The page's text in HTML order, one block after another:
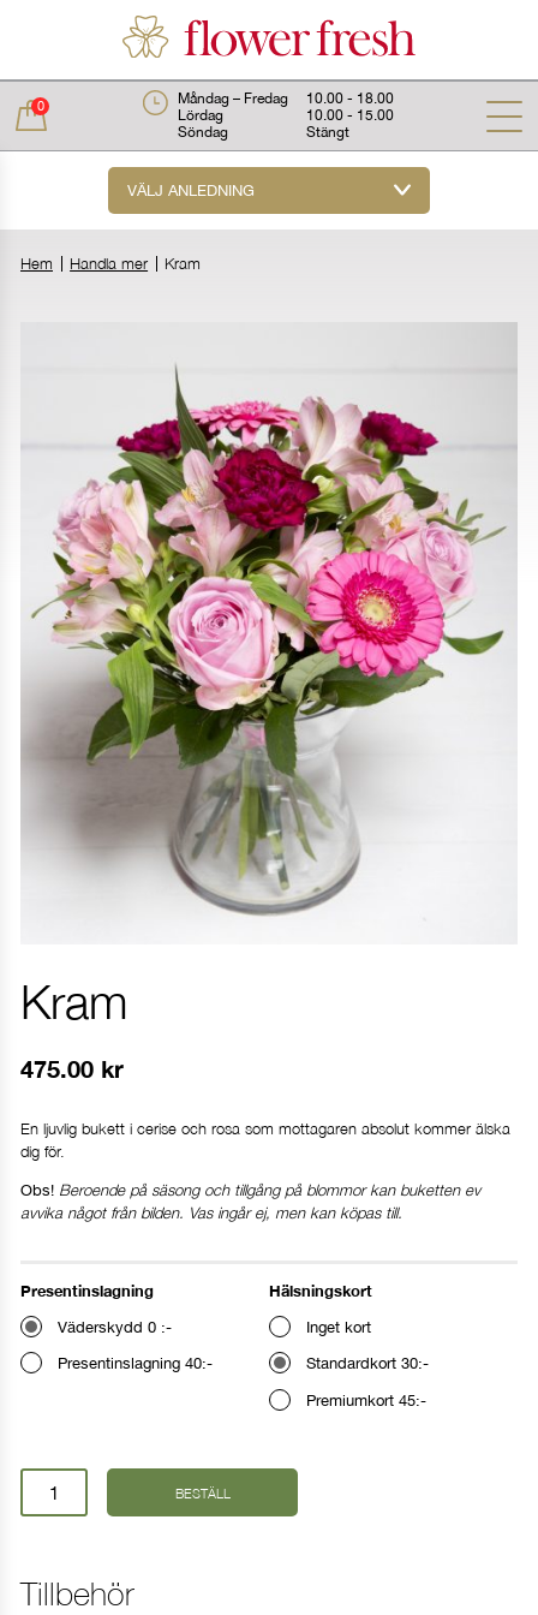
0 Måndag – Fredag
10.00 - 18.00
Lördag
10.00 - 15.00
Söndag
Stängt
VÄLJ ANLEDNING
0 kr
Hem Handla mer Kram
Kram
475.00 kr
En ljuvlig bukett i cerise och rosa som mottagaren absolut kommer älska
dig för.
Obs! Beroende på säsong och tillgång på blommor kan buketten ev
avvika något från bilden. Vas ingår ej, men kan köpas till.
Presentinslagning
Väderskydd 0 :-
Presentinslagning 40:-
Hälsningskort
Inget kort
Standardkort 30:-
Premiumkort 45:-
BESTÄLL
Tillbehör